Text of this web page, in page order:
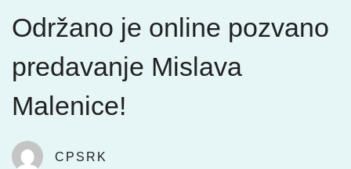
Održano je online pozvano
predavanje Mislava
Malenice!
CPSRK